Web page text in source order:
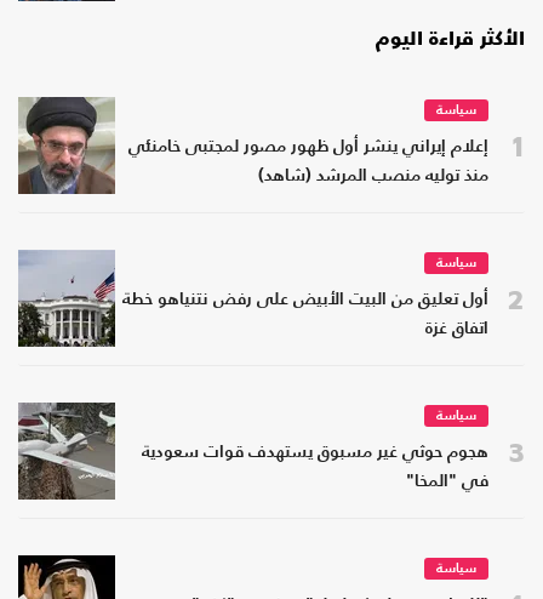
الأكثر قراءة اليوم
1
سياسة
إعلام إيراني ينشر أول ظهور مصور لمجتبى خامنئي
منذ توليه منصب المرشد (شاهد)
2
سياسة
أول تعليق من البيت الأبيض على رفض نتنياهو خطة
اتفاق غزة
3
سياسة
هجوم حوثي غير مسبوق يستهدف قوات سعودية
في "المخا"
سياسة